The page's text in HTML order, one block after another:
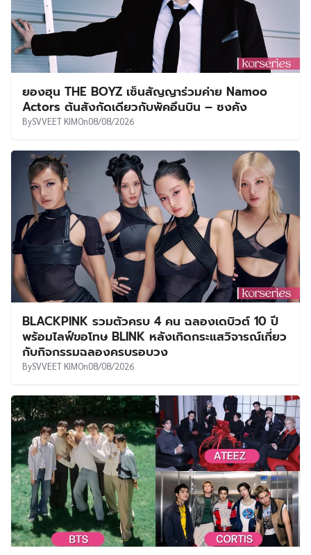
ยองฮุน THE BOYZ เซ็นสัญญาร่วมค่าย Namoo
Actors ต้นสังกัดเดียวกับพัคอึนบิน – ซงคัง
BySVVEET KIMOn08/08/2026
BLACKPINK รวมตัวครบ 4 คน ฉลองเดบิวต์ 10 ปี
พร้อมไลฟ์ขอโทษ BLINK หลังเกิดกระแสวิจารณ์เกี่ยว
กับกิจกรรมฉลองครบรอบวง
BySVVEET KIMOn08/08/2026